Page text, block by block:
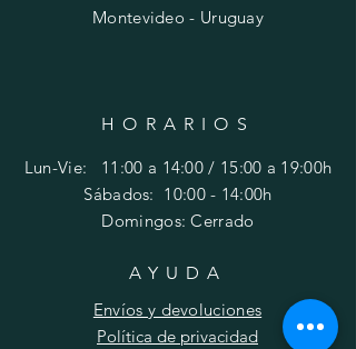
Montevideo - Uruguay
HORARIOS
Lun-Vie: 11:00 a 14:00 / 15:00 a 19:00h
​​Sábados: 10:00 - 14:00h
Domingos: Cerrado
AYUDA
Envíos y devoluciones
Política de privacidad